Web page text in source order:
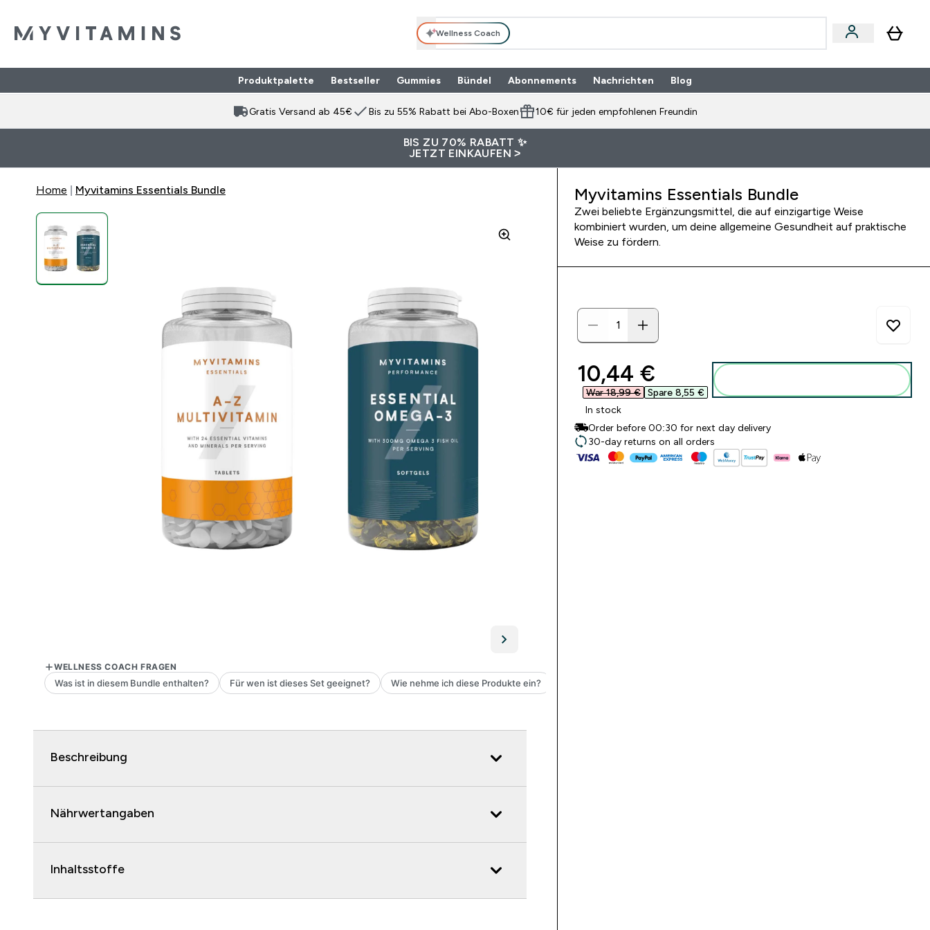
Wellness Coach
ProduktpaletteEnter Produktpalette submenu
⌄ Bestseller Gummies Bündel Abonnements Nachrichten Blog
Gratis Versand ab 45€ Bis zu 55% Rabatt bei Abo-Boxen 10€ für jeden empfohlenen Freundin
BIS ZU 70% RABATT ✨
JETZT EINKAUFEN >
Home Myvitamins Essentials Bundle
Beschreibung
Nährwertangaben
Inhaltsstoffe
Myvitamins Essentials Bundle
Zwei beliebte Ergänzungsmittel, die auf einzigartige Weise
kombiniert wurden, um deine allgemeine Gesundheit auf praktische
Weise zu fördern.
discounted price
10,44 €‎
War 18,99 €‎ Spare 8,55 €‎
In stock
Order before 00:30 for next day delivery
30-day returns on all orders